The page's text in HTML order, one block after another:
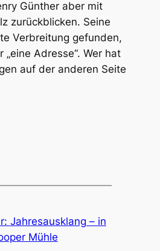
Günther aber mit
zurückblicken. Seine
Verbreitung gefunden,
Adresse“. Wer hat
auf der anderen Seite
Jahresausklang – in
Mühle